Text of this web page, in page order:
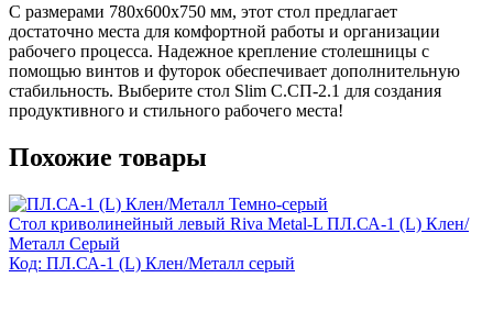
С размерами 780x600x750 мм, этот стол предлагает
достаточно места для комфортной работы и организации
рабочего процесса. Надежное крепление столешницы с
помощью винтов и футорок обеспечивает дополнительную
стабильность. Выберите стол Slim С.СП-2.1 для создания
продуктивного и стильного рабочего места!
Похожие товары
Стол криволинейный левый Riva Metal-L ПЛ.СА-1 (L) Клен/
Металл Серый
Код: ПЛ.СА-1 (L) Клен/Металл серый